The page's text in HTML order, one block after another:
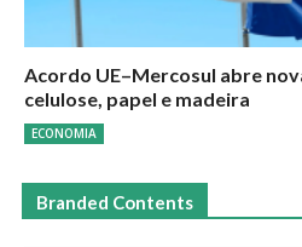
Acordo UE–Mercosul abre
celulose, papel e madeira
ECONOMIA
Branded Contents